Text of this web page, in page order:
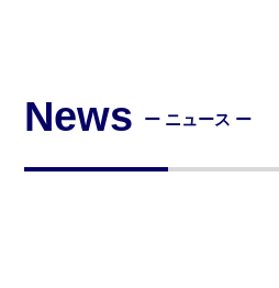
News ー ニュース ー